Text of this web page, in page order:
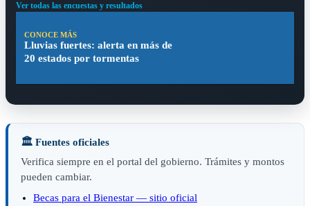
Ver todas las encuestas y resultados
CONOCE MÁS
Lluvias fuertes: alerta en más de
20 estados por tormentas
🏛️ Fuentes oficiales
Verifica siempre en el portal del gobierno. Trámites y montos
pueden cambiar.
Becas para el Bienestar — sitio oficial